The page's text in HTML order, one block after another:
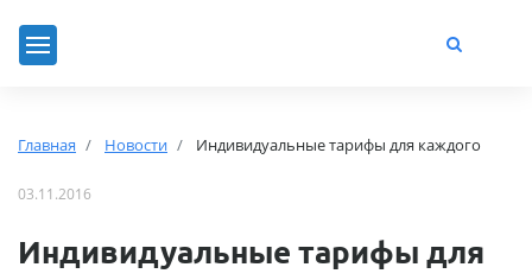
Главная Новости Индивидуальные тарифы для каждого
03.11.2016
Индивидуальные тарифы для